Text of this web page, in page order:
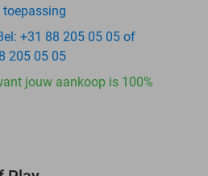
+31 88 205 05 05 of
205 05 05
jouw aankoop is 100%